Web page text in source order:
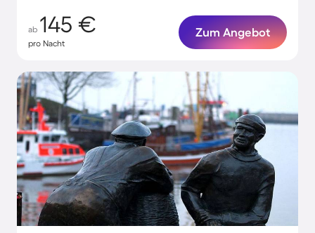
ab 145 €
pro Nacht
Zum Angebot